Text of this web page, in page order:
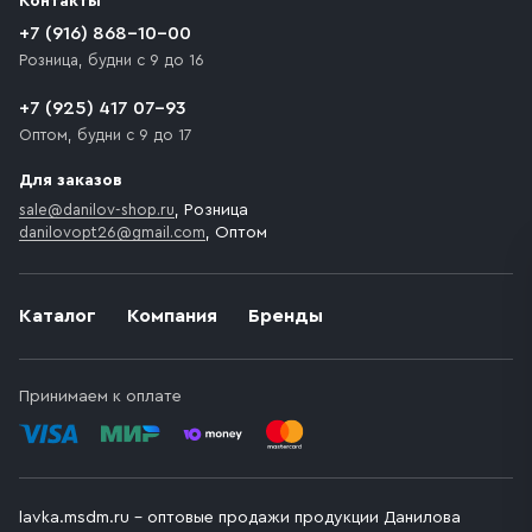
движения. Если на территории места назначения
доставки предусмотрен платный въезд, то Покупателю
необходимо компенсировать стоимость въезда
Каталог Компания Бренды
Принимаем к оплате
+7 (916) 868-10-00
Розница, будни с 9 до 16
+7 (925) 417 07-93
Оптом, будни с 9 до 17
Для заказов
sale@danilov-shop.ru, Розница
danilovopt26@gmail.com, Оптом
lavka.msdm.ru – оптовые продажи продукции Данилова